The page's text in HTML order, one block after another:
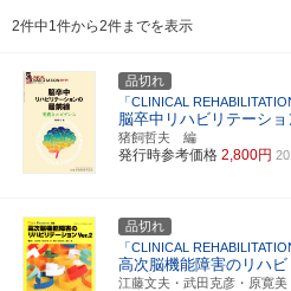
2件中1件から2件までを表示
品切れ
「CLINICAL
脳卒中リハビリテーシ
猪飼哲夫 編
発行時参考価格 2,800円
品切れ
「CLINICAL
高次脳機能障害のリハ
江藤文夫・武田克彦・原寛